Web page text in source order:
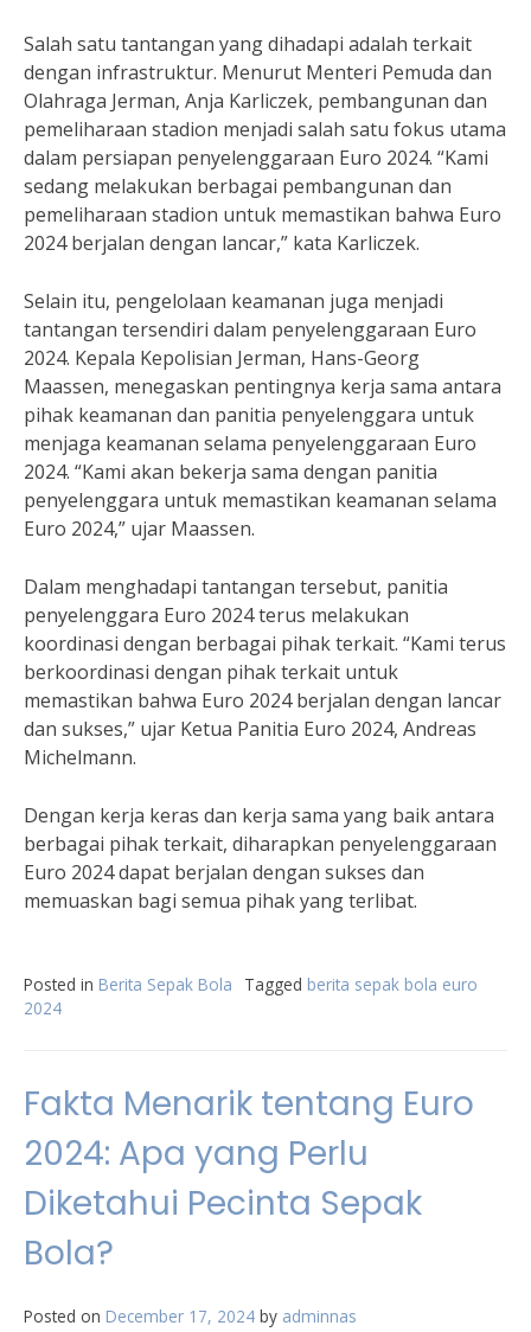
Salah satu tantangan yang dihadapi adalah terkait
dengan infrastruktur. Menurut Menteri Pemuda dan
Olahraga Jerman, Anja Karliczek, pembangunan dan
pemeliharaan stadion menjadi salah satu fokus utama
dalam persiapan penyelenggaraan Euro 2024. “Kami
sedang melakukan berbagai pembangunan dan
pemeliharaan stadion untuk memastikan bahwa Euro
2024 berjalan dengan lancar,” kata Karliczek.
Selain itu, pengelolaan keamanan juga menjadi
tantangan tersendiri dalam penyelenggaraan Euro
2024. Kepala Kepolisian Jerman, Hans-Georg
Maassen, menegaskan pentingnya kerja sama antara
pihak keamanan dan panitia penyelenggara untuk
menjaga keamanan selama penyelenggaraan Euro
2024. “Kami akan bekerja sama dengan panitia
penyelenggara untuk memastikan keamanan selama
Euro 2024,” ujar Maassen.
Dalam menghadapi tantangan tersebut, panitia
penyelenggara Euro 2024 terus melakukan
koordinasi dengan berbagai pihak terkait. “Kami terus
berkoordinasi dengan pihak terkait untuk
memastikan bahwa Euro 2024 berjalan dengan lancar
dan sukses,” ujar Ketua Panitia Euro 2024, Andreas
Michelmann.
Dengan kerja keras dan kerja sama yang baik antara
berbagai pihak terkait, diharapkan penyelenggaraan
Euro 2024 dapat berjalan dengan sukses dan
memuaskan bagi semua pihak yang terlibat.
Posted in Berita Sepak Bola Tagged berita sepak bola euro
2024
Fakta Menarik tentang Euro
2024: Apa yang Perlu
Diketahui Pecinta Sepak
Bola?
Posted on December 17, 2024 by adminnas